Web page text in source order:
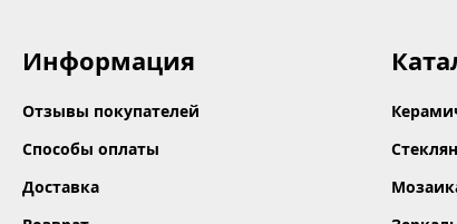
Информация
Отзывы покупателей
Способы оплаты
Доставка